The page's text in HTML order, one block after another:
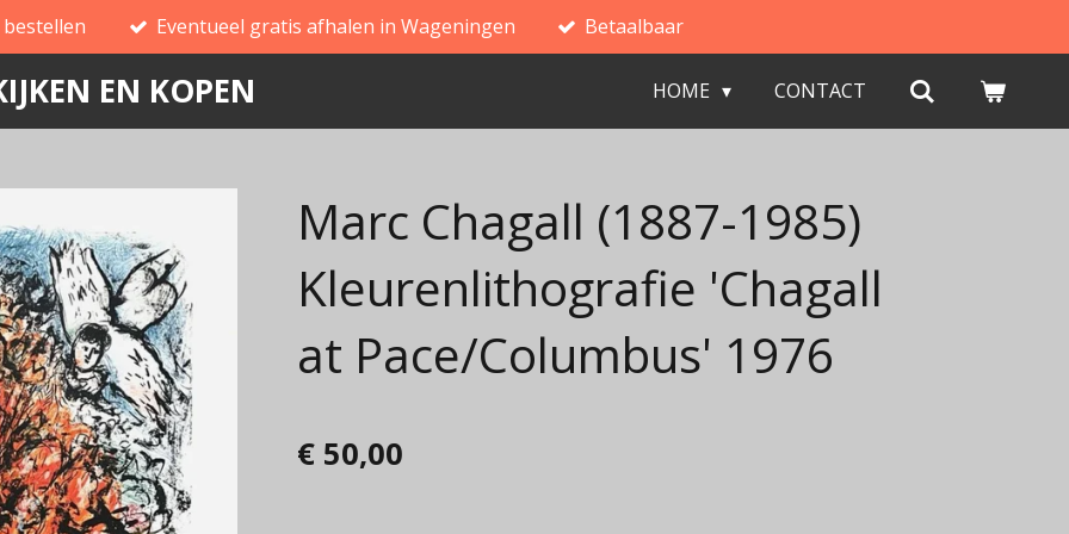
Eventueel gratis afhalen in Wageningen Betaalbaar
EN KOPEN HOME CONTACT
Marc Chagall (1887-1985)
Kleurenlithografie 'Chagall
at Pace/Columbus' 1976
€ 50,00